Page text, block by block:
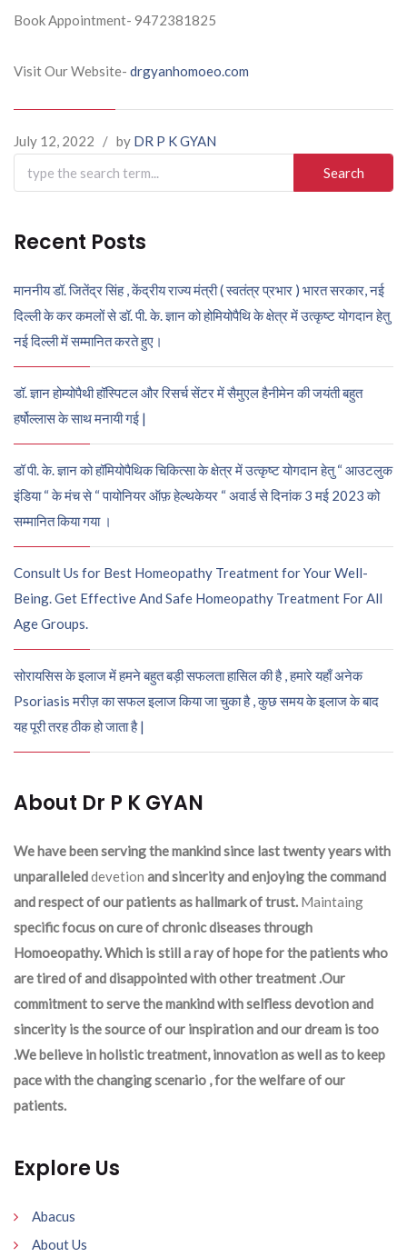
Book Appointment- 9472381825
Visit Our Website- drgyanhomoeo.com
July 12, 2022 / by DR P K GYAN
Search
for:
Recent Posts
माननीय डॉ. जितेंद्र सिंह , केंद्रीय राज्य मंत्री ( स्वतंत्र प्रभार ) भारत सरकार, नई
दिल्ली के कर कमलों से डॉ. पी. के. ज्ञान को होमियोपैथि के क्षेत्र में उत्कृष्ट योगदान हेतु
नई दिल्ली में सम्मानित करते हुए।
डॉ. ज्ञान होम्योपैथी हॉस्पिटल और रिसर्च सेंटर में सैमुएल हैनीमेन की जयंती बहुत
हर्षोल्लास के साथ मनायी गई |
डॉ पी. के. ज्ञान को हॉमियोपैथिक चिकित्सा के क्षेत्र में उत्कृष्ट योगदान हेतु “ आउटलुक
इंडिया “ के मंच से “ पायोनियर ऑफ़ हेल्थकेयर “ अवार्ड से दिनांक 3 मई 2023 को
सम्मानित किया गया ।
Consult Us for Best Homeopathy Treatment for Your Well-
Being. Get Effective And Safe Homeopathy Treatment For All
Age Groups.
सोरायसिस के इलाज में हमने बहुत बड़ी सफलता हासिल की है , हमारे यहाँ अनेक
Psoriasis मरीज़ का सफल इलाज किया जा चुका है , कुछ समय के इलाज के बाद
यह पूरी तरह ठीक हो जाता है |
About Dr P K GYAN
We have been serving the mankind since last twenty years with
unparalleleddevetion and sincerity and enjoying the command
and respect of our patients as hallmark of trust. Maintaing
specific focus on cure of chronic diseases through
Homoeopathy. Which is still a ray of hope for the patients who
are tired of and disappointed with other treatment .Our
commitment to serve the mankind with selfless devotion and
sincerity is the source of our inspiration and our dream is too
.We believe in holistic treatment, innovation as well as to keep
pace with the changing scenario , for the welfare of our
patients.
Explore Us
Abacus
About Us